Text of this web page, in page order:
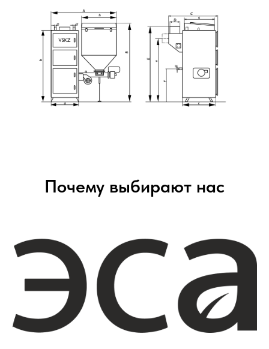
Почему выбирают нас